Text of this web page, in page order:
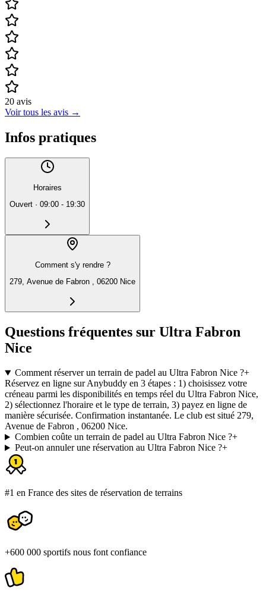
20 avis
Voir tous les avis →
Infos pratiques
Horaires
Ouvert · 09:00 - 19:30
Comment s'y rendre ?
279, Avenue de Fabron , 06200 Nice
Questions fréquentes sur Ultra Fabron
Nice
Comment réserver un terrain de padel au Ultra Fabron Nice ?+
Réservez en ligne sur Anybuddy en 3 étapes : 1) choisissez votre
créneau parmi les disponibilités en temps réel du Ultra Fabron Nice,
2) sélectionnez l'horaire et le type de terrain, 3) payez en ligne de
manière sécurisée. Confirmation instantanée. Le club est situé 279,
Avenue de Fabron , 06200 Nice.
Combien coûte un terrain de padel au Ultra Fabron Nice ?+
Peut-on annuler une réservation au Ultra Fabron Nice ?+
#1 en France des sites de réservation de terrains
+600 000 sportifs nous font confiance